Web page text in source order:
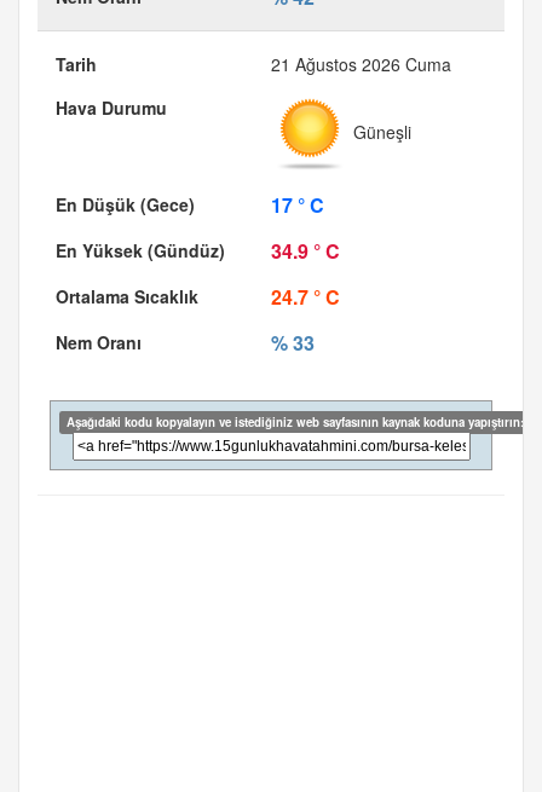
21 Ağustos 2026 Cuma
Güneşli
17 ° C
34.9 ° C
24.7 ° C
% 33
Aşağıdaki kodu kopyalayın ve istediğiniz web sayfasının kaynak koduna yapıştırın: